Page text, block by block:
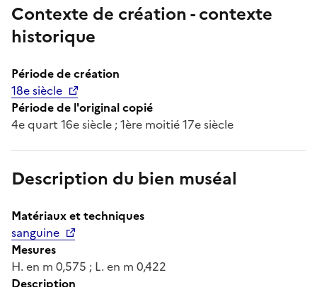
Contexte de création - contexte
historique
Période de création
18e siècle
Période de l'original copié
4e quart 16e siècle ; 1ère moitié 17e siècle
Description du bien muséal
Matériaux et techniques
sanguine
Mesures
H. en m 0,575 ; L. en m 0,422
Description